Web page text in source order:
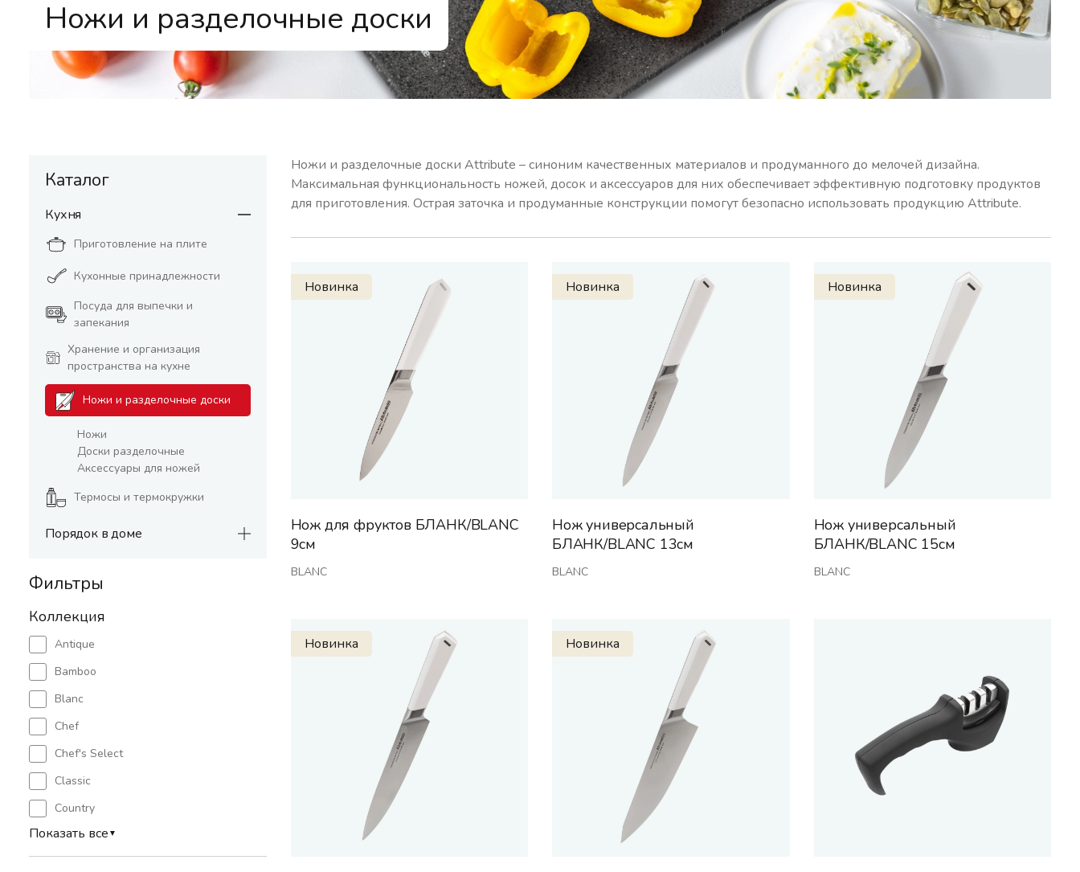
Доски разделочные
Термокружки
Ножи и разделочные доски
Каталог
Кухня
Приготовление на плите
Кухонные принадлежности
Посуда для выпечки и
запекания
Хранение и организация
пространства на кухне
Ножи и разделочные доски
Ножи
Доски разделочные
Аксессуары для ножей
Термосы и термокружки
Порядок в доме
Фильтры
Коллекция
Antique
Bamboo
Blanc
Chef
Chef's Select
Classic
Country
Показать все ▼
Ножи и разделочные доски Attribute – синоним качественных материалов и продуманного до мелочей дизайна.
Максимальная функциональность ножей, досок и аксессуаров для них обеспечивает эффективную подготовку продуктов
для приготовления. Острая заточка и продуманные конструкции помогут безопасно использовать продукцию Attribute.
Новинка
Нож для фруктов БЛАНК/BLANC
9см
BLANC
Новинка
Нож универсальный
БЛАНК/BLANC 13см
BLANC
Новинка
Нож универсальный
БЛАНК/BLANC 15см
BLANC
Новинка Новинка